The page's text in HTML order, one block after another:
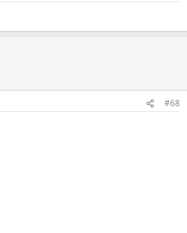
#68